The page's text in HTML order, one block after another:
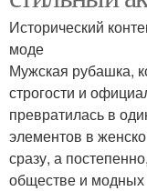
Исторический
моде
Мужская рубашка,
строгости и
превратилась в
элементов в
сразу, а
обществе и модных